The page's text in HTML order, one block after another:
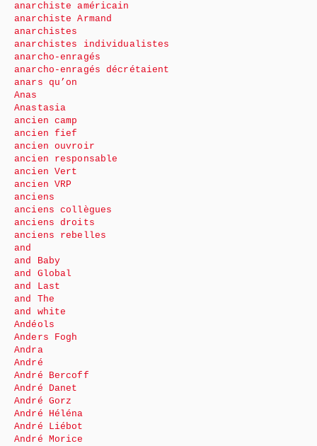
anarchiste américain
anarchiste Armand
anarchistes
anarchistes individualistes
anarcho-enragés
anarcho-enragés décrétaient
anars qu’on
Anas
Anastasia
ancien camp
ancien fief
ancien ouvroir
ancien responsable
ancien Vert
ancien VRP
anciens
anciens collègues
anciens droits
anciens rebelles
and
and Baby
and Global
and Last
and The
and white
Andéols
Anders Fogh
Andra
André
André Bercoff
André Danet
André Gorz
André Héléna
André Liébot
André Morice